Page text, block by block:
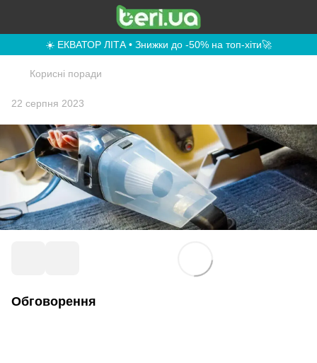
☀️ ЕКВАТОР ЛІТА • Знижки до -50% на топ-хіти🚀
Корисні поради
22 серпня 2023
Обговорення